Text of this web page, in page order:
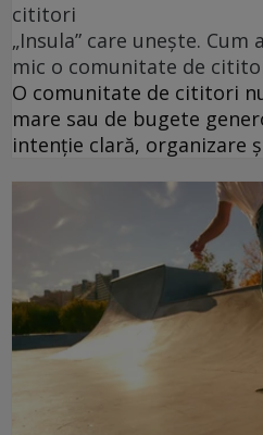
cititori
„Insula” care unește.
mic o comunitate de
O comunitate de cititori
mare sau de bugete
intenție clară, organizare